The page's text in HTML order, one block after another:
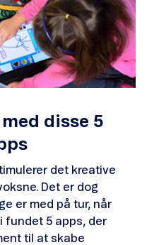
disse 5
det kreative
Det er dog
er med på tur, når
fundet 5 apps, der
til at skabe